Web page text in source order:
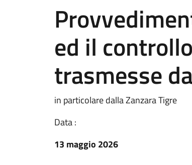
ed il
trasmesse
in particolare dalla Zanzara Tigre
Data :
13 maggio 2026